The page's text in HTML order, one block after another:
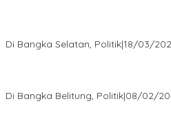
Di Bangka Selatan, Politik|18/03/
Di Bangka Belitung, Politik|08/02/